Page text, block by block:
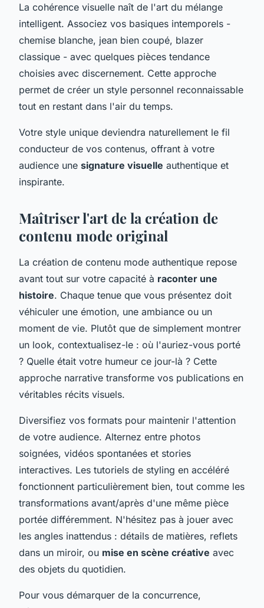
La cohérence visuelle naît de l'art du mélange
intelligent. Associez vos basiques intemporels -
chemise blanche, jean bien coupé, blazer
classique - avec quelques pièces tendance
choisies avec discernement. Cette approche
permet de créer un style personnel reconnaissable
tout en restant dans l'air du temps.
Votre style unique deviendra naturellement le fil
conducteur de vos contenus, offrant à votre
audience une signature visuelle authentique et
inspirante.
Maîtriser l'art de la création de
contenu mode original
La création de contenu mode authentique repose
avant tout sur votre capacité à raconter une
histoire. Chaque tenue que vous présentez doit
véhiculer une émotion, une ambiance ou un
moment de vie. Plutôt que de simplement montrer
un look, contextualisez-le : où l'auriez-vous porté
? Quelle était votre humeur ce jour-là ? Cette
approche narrative transforme vos publications en
véritables récits visuels.
Diversifiez vos formats pour maintenir l'attention
de votre audience. Alternez entre photos
soignées, vidéos spontanées et stories
interactives. Les tutoriels de styling en accéléré
fonctionnent particulièrement bien, tout comme les
transformations avant/après d'une même pièce
portée différemment. N'hésitez pas à jouer avec
les angles inattendus : détails de matières, reflets
dans un miroir, ou mise en scène créative avec
des objets du quotidien.
Pour vous démarquer de la concurrence,